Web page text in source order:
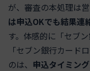
が、審査の本処理は
は申込OKでも結果連
す。体感的に「セブ
「セブン銀行カード
のは、 申込タイミン